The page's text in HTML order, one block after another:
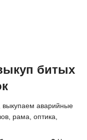
битых
выкупаем аварийные
рама, оптика,